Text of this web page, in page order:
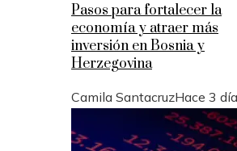
Pasos para fortalecer la
economía y atraer más
inversión en Bosnia y
Herzegovina
Camila SantacruzHace 3